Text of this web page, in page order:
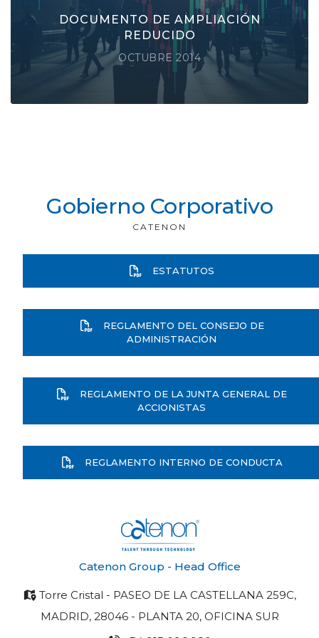
DOCUMENTO DE AMPLIACIÓN
REDUCIDO
OCTUBRE 2014
SABER MÁS
Gobierno Corporativo
CATENON
ESTATUTOS
REGLAMENTO DEL CONSEJO DE
ADMINISTRACIÓN
REGLAMENTO DE LA JUNTA GENERAL DE
ACCIONISTAS
REGLAMENTO INTERNO DE CONDUCTA
Catenon Group - Head Office
Torre Cristal - PASEO DE LA CASTELLANA 259C,
MADRID, 28046 - PLANTA 20, OFICINA SUR